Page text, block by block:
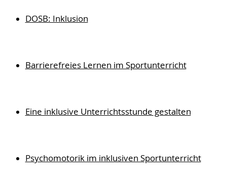
DOSB: Inklusion
Barrierefreies Lernen im Sportunterricht
Eine inklusive Unterrichtsstunde gestalten
Psychomotorik im inklusiven Sportunterricht